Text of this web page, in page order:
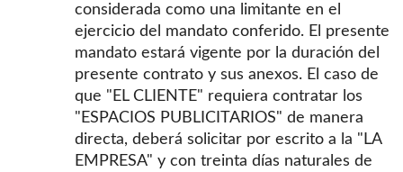
considerada como una limitante en el
ejercicio del mandato conferido. El presente
mandato estará vigente por la duración del
presente contrato y sus anexos. El caso de
que "EL CLIENTE" requiera contratar los
"ESPACIOS PUBLICITARIOS" de manera
directa, deberá solicitar por escrito a la "LA
EMPRESA" y con treinta días naturales de